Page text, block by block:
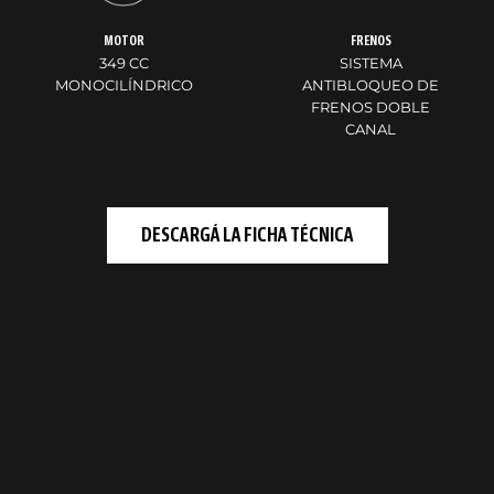
MOTOR
349 CC
MONOCILÍNDRICO
FRENOS
SISTEMA
ANTIBLOQUEO DE
FRENOS DOBLE
CANAL
DESCARGÁ LA FICHA TÉCNICA